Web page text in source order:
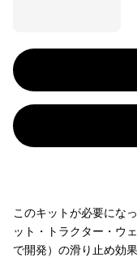
このキットが必要にな
ット・トラクター・ウ
で開発）の滑り止め効